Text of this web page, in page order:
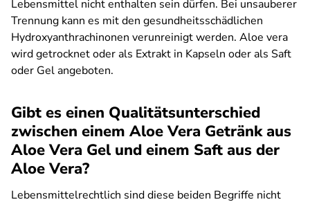
Lebensmittel nicht enthalten sein dürfen. Bei unsauberer
Trennung kann es mit den gesundheitsschädlichen
Hydroxyanthrachinonen verunreinigt werden. Aloe vera
wird getrocknet oder als Extrakt in Kapseln oder als Saft
oder Gel angeboten.
Gibt es einen Qualitätsunterschied
zwischen einem Aloe Vera Getränk aus
Aloe Vera Gel und einem Saft aus der
Aloe Vera?
Lebensmittelrechtlich sind diese beiden Begriffe nicht